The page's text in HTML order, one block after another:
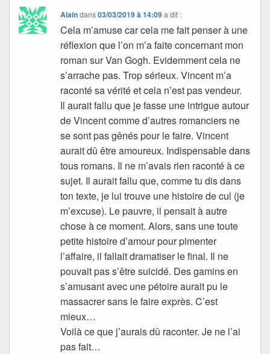
Alaindans03/03/2019 à 14:09 a dit :
Cela m’amuse car cela me fait penser à une
réflexion que l’on m’a faite concernant mon
roman sur Van Gogh. Evidemment cela ne
s’arrache pas. Trop sérieux. Vincent m’a
raconté sa vérité et cela n’est pas vendeur.
Il aurait fallu que je fasse une intrigue autour
de Vincent comme d’autres romanciers ne
se sont pas gênés pour le faire. Vincent
aurait dû être amoureux. Indispensable dans
tous romans. Il ne m’avais rien raconté à ce
sujet. Il aurait fallu que, comme tu dis dans
ton texte, je lui trouve une histoire de cul (je
m’excuse). Le pauvre, il pensait à autre
chose à ce moment. Alors, sans une toute
petite histoire d’amour pour pimenter
l’affaire, il fallait dramatiser le final. Il ne
pouvait pas s’être suicidé. Des gamins en
s’amusant avec une pétoire aurait pu le
massacrer sans le faire exprès. C’est
mieux…
Voilà ce que j’aurais dû raconter. Je ne l’ai
pas fait…